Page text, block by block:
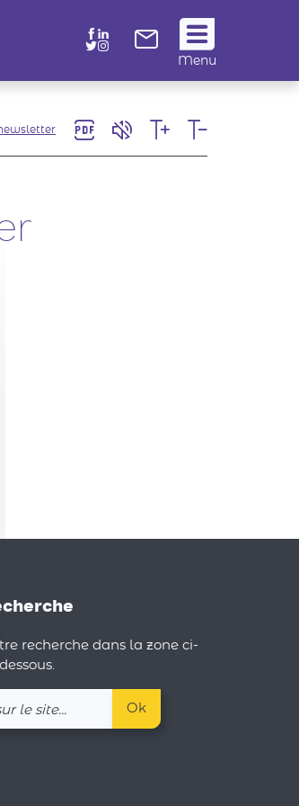
!
Menu
recherche dans la zone ci-
dessous.
Ok